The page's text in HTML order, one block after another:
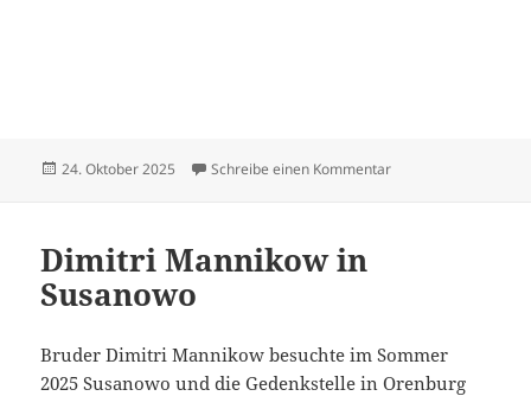
Veröffentlicht
24. Oktober 2025 Schreibe einen Kommentarzu Hildebrandt
Dimitri Mannikow in
Susanowo
Bruder Dimitri Mannikow besuchte im Sommer
2025 Susanowo und die Gedenkstelle in Orenburg